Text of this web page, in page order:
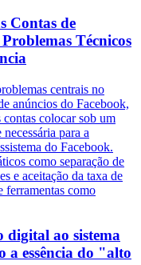
Contas de
Técnicos
centrais no
anúncios do Facebook,
colocar sob um
para a
do Facebook.
como separação de
e aceitação da taxa de
ferramentas como
digital ao sistema
a essência do "alto